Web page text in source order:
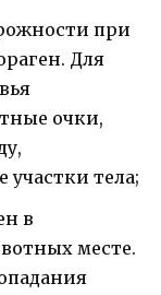
при
Для
очки,
тела;
в
месте.